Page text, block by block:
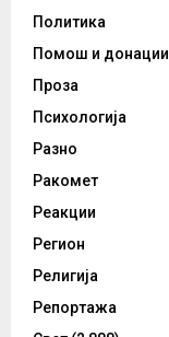
Политика
Помош и донации
Проза
Психологија
Разно
Ракомет
Реакции
Регион
Религија
Репортажа